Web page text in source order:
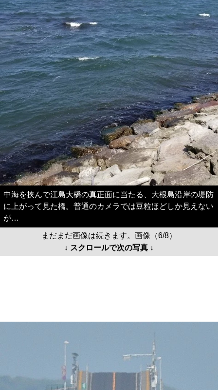
中海を挟んで江島大橋の真正面に当たる、大根島沿岸の堤防
に上がって見た橋。普通のカメラでは豆粒ほどしか見えない
が…
まだまだ画像は続きます。画像（6/8）
↓ スクロールで次の写真 ↓